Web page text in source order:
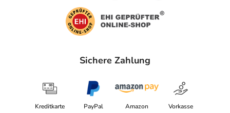
Sichere Zahlung
Kreditkarte PayPal Amazon Vorkasse